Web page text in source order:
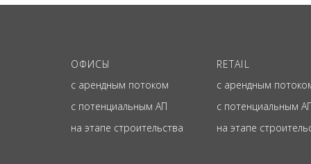
ОФИСЫ
с арендным потоком
с потенциальным АП
на этапе строительства
RETAIL
с арендным
с потенциальным
на этапе